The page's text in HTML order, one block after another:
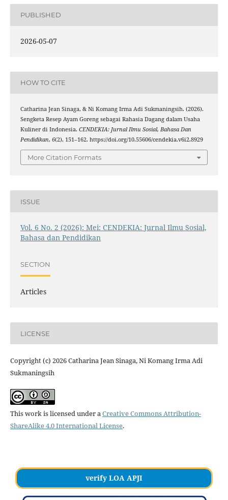
PUBLISHED
2026-05-07
HOW TO CITE
Catharina Jean Sinaga, & Ni Komang Irma Adi Sukmaningsih. (2026).
Sengketa Resep Ayam Goreng sebagai Rahasia Dagang dalam Usaha
Kuliner di Indonesia. CENDEKIA: Jurnal Ilmu Sosial, Bahasa Dan
Pendidikan, 6(2), 151–162. https://doi.org/10.55606/cendekia.v6i2.8929
More Citation Formats
ISSUE
Vol. 6 No. 2 (2026): Mei: CENDEKIA: Jurnal Ilmu Sosial,
Bahasa dan Pendidikan
SECTION
Articles
LICENSE
Copyright (c) 2026 Catharina Jean Sinaga, Ni Komang Irma Adi
Sukmaningsih
This work is licensed under aCreative Commons Attribution-
ShareAlike 4.0 International License.
verify LOA APJI